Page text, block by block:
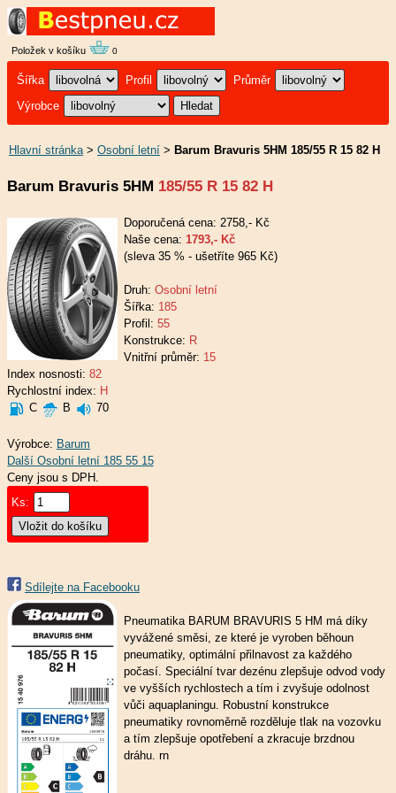
Položek v košíku 0
Šířka Profil
Průměr
Výrobce
Hlavní stránka> Osobní letní > Barum Bravuris 5HM 185/55 R 15 82 H
Barum Bravuris 5HM 185/55 R 15 82 H
Doporučená cena: 2758,- Kč
Naše cena: 1793,- Kč
(sleva 35 % - ušetříte 965 Kč)
Druh: Osobní letní
Šířka: 185
Profil: 55
Konstrukce: R
Vnitřní průměr: 15
Index nosnosti: 82
Rychlostní index: H
C
B 70
Výrobce: Barum
Ceny jsou s DPH.
Ks:
Sdílejte na Facebooku
Pneumatika BARUM BRAVURIS 5 HM má díky
vyvážené směsi, ze které je vyroben běhoun
pneumatiky, optimální přilnavost za každého
počasí. Speciální tvar dezénu zlepšuje odvod vody
ve vyšších rychlostech a tím i zvyšuje odolnost
vůči aquaplaningu. Robustní konstrukce
pneumatiky rovnoměrně rozděluje tlak na vozovku
a tím zlepšuje opotřebení a zkracuje brzdnou
dráhu. rn